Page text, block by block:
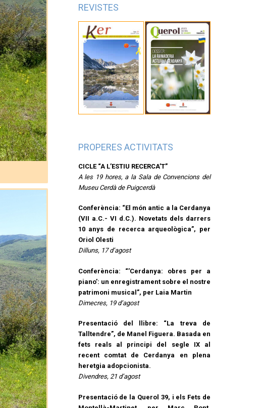
REVISTES
PROPERES ACTIVITATS
CICLE “A L’ESTIU RECERCA’T”
A les 19 hores, a la Sala de Convencions del
Museu Cerdà de Puigcerdà
Conferència: “El món antic a la Cerdanya
(VII a.C.- VI d.C.). Novetats dels darrers
10 anys de recerca arqueològica”, per
Oriol Olesti
Dilluns, 17 d’agost
Conferència: “’Cerdanya: obres per a
piano’: un enregistrament sobre el nostre
patrimoni musical”, per Laia Martin
Dimecres, 19 d’agost
Presentació del llibre: “La treva de
Talltendre”, de Manel Figuera. Basada en
fets reals al principi del segle IX al
recent comtat de Cerdanya en plena
heretgia adopcionista.
Divendres, 21 d’agost
Presentació de la Querol 39, i els Fets de